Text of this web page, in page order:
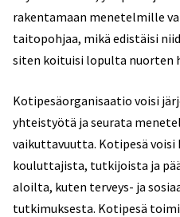
rakentamaan menetelmille
taitopohjaa, mikä edistäisi
siten koituisi lopulta nuorten
Kotipesäorganisaatio voisi
yhteistyötä ja seurata
vaikuttavuutta. Kotipesä
kouluttajista, tutkijoista ja
aloilta, kuten terveys- ja
tutkimuksesta. Kotipesä